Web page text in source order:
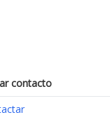
contacto